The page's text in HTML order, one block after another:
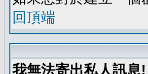
回頂端
我無法寄出私人訊息!